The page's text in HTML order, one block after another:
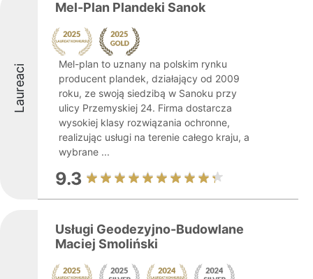
Laureaci
Mel-Plan Plandeki Sanok
Mel-plan to uznany na polskim rynku
producent plandek, działający od 2009
roku, ze swoją siedzibą w Sanoku przy
ulicy Przemyskiej 24. Firma dostarcza
wysokiej klasy rozwiązania ochronne,
realizując usługi na terenie całego kraju, a
wybrane ...
9.3
Usługi Geodezyjno-Budowlane
Maciej Smoliński